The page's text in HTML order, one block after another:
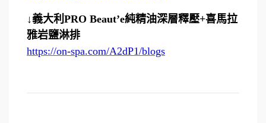
↓義大利PRO Beaut’e純精油深層釋壓+喜馬拉
雅岩鹽淋排
https://on-spa.com/A2dP1/blogs